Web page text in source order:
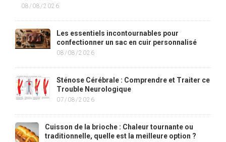
08/08/2026
Les essentiels incontournables pour
confectionner un sac en cuir personnalisé
08/08/2026
Sténose Cérébrale : Comprendre et Traiter ce
Trouble Neurologique
07/08/2026
Cuisson de la brioche : Chaleur tournante ou
traditionnelle, quelle est la meilleure option ?